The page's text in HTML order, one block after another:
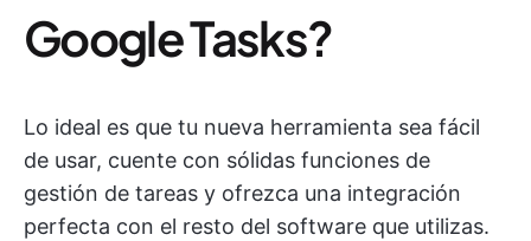
Google Tasks?
Lo ideal es que tu nueva herramienta sea fácil
de usar, cuente con sólidas funciones de
gestión de tareas y ofrezca una integración
perfecta con el resto del software que utilizas.